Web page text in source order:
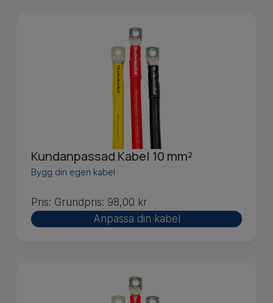
Kundanpassad Kabel 10 mm²
Bygg din egen kabel
Pris: Grundpris: 98,00 kr
Anpassa din kabel